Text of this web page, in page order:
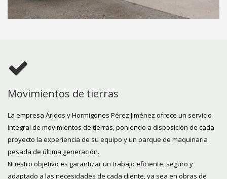
Movimientos de tierras
La empresa Áridos y Hormigones Pérez Jiménez ofrece un servicio
integral de movimientos de tierras, poniendo a disposición de cada
proyecto la experiencia de su equipo y un parque de maquinaria
pesada de última generación.
Nuestro objetivo es garantizar un trabajo eficiente, seguro y
adaptado a las necesidades de cada cliente, ya sea en obras de